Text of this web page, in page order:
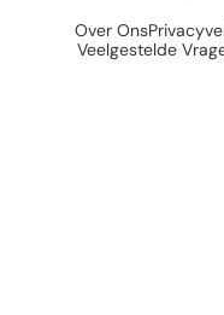
Over Ons
Veelgestelde